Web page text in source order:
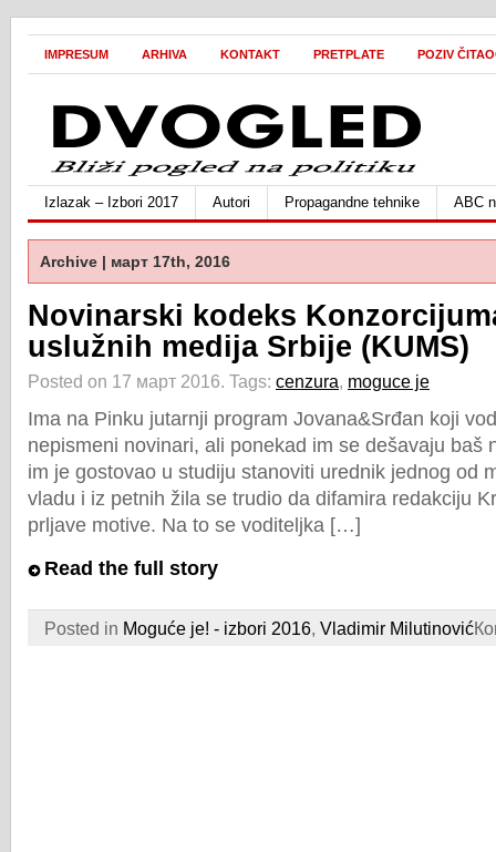
IMPRESUM ARHIVA KONTAKT PRETPLATE POZIV
Izlazak – Izbori 2017 Autori Propagandne tehnike ABC
Archive | март 17th, 2016
Novinarski kodeks
uslužnih medija Srbije (KUMS)
Posted on 17 март 2016. Tags: cenzura, moguce je
Ima na Pinku jutarnji program Jovana&Srđan koji
nepismeni novinari, ali ponekad im se dešavaju baš
im je gostovao u studiju stanoviti urednik jednog od
vladu i iz petnih žila se trudio da difamira redakciju
prljave motive. Na to se voditeljka […]
Read the full story
Posted in Moguće je! - izbori 2016, Vladimir Milutinović